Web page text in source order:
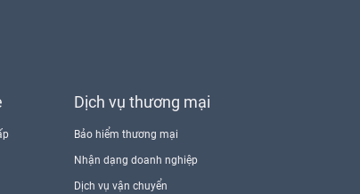
Dịch vụ thương mại
Bảo hiểm thương mại
Nhận dạng doanh nghiệp
Dịch vụ vận chuyển